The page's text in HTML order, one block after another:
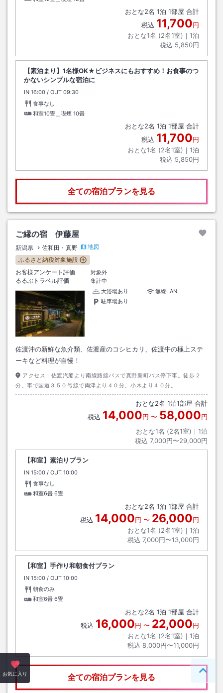
おとな2名 1泊 1部屋 合計
税込 11,700円
おとな1名 (2名1室)｜ 1泊
税込 5,850円
【素泊まり】1名様OK★ビジネスにもおすすめ！お食事のつ
かないシンプルな宿泊に
IN チェックイン
16:00 / OUT チェックアウト
09:30
食事なし
和室10畳＿喫煙 10畳
おとな2名 1泊 1部屋 合計
税込 11,700円
おとな1名 (2名1室)｜ 1泊
税込 5,850円
全ての宿泊プランを見る
ご縁の宿 伊藤屋
新潟県 佐和田・真野
地図
ふるさと納税対象施設
お客様アンケート評価
対象外
るるぶトラベル評価
集計中
大浴場あり
無線LAN
駐車場あり
佐渡沖の新鮮な魚介類、佐渡産のコシヒカリ、佐渡牛の極上ステ
ーキなど料理が自慢！
アクセス： 佐渡汽船より南線路線バスで真野新町バス停下車。徒歩２
分。車で国道３５０号線で両津より４０分。小木より４０分。
おとな2名 1泊1部屋 合計
税込 14,000円 〜 58,000円
おとな1名 (2名1室)｜ 1泊
税込 7,000円〜29,000円
【和室】素泊りプラン
IN チェックイン
15:00 / OUT チェックアウト
10:00
食事なし
和室6畳 6畳
おとな2名 1泊 1部屋 合計
税込 14,000円 〜 26,000円
おとな1名 (2名1室)｜ 1泊
税込 7,000円〜13,000円
【和室】手作り和朝食付プラン
IN チェックイン
15:00 / OUT チェックアウト
10:00
朝食のみ
和室6畳 6畳
おとな2名 1泊 1部屋 合計
税込 16,000円 〜 22,000円
おとな1名 (2名1室)｜ 1泊
税込 8,000円〜11,000円
全ての宿泊プランを見る
お気に入り ペー